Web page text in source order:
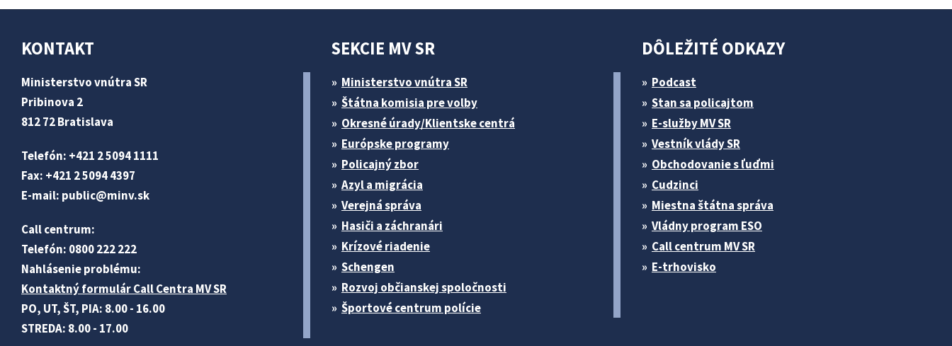
KONTAKT
Ministerstvo vnútra SR
Pribinova 2
812 72 Bratislava
Telefón: +421 2 5094 1111
Fax: +421 2 5094 4397
E-mail: public@minv.sk
Call centrum:
Telefón: 0800 222 222
Nahlásenie problému:
Kontaktný formulár Call Centra MV SR
PO, UT, ŠT, PIA: 8.00 - 16.00
STREDA: 8.00 - 17.00
SEKCIE MV SR
Ministerstvo vnútra SR
Štátna komisia pre volby
Okresné úrady/Klientske centrá
Európske programy
Policajný zbor
Azyl a migrácia
Verejná správa
Hasiči a záchranári
Krízové riadenie
Schengen
Rozvoj občianskej spoločnosti
Športové centrum polície
DÔLEŽITÉ ODKAZY
Podcast
Stan sa policajtom
E-služby MV SR
Vestník vlády SR
Obchodovanie s ľuďmi
Cudzinci
Miestna štátna správa
Vládny program ESO
Call centrum MV SR
E-trhovisko